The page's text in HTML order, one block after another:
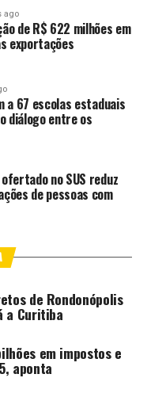
(Bope), Rondas
Trânsito Urbano e
Montado
reforçarão os
de Força
Ostensivas (Raio).
com o desfile das
Pantanal, e agora
da Baixada Cuiabana,
objetivo é garantir a
em locais com
principalmente,
dos serviços
que já ocorrem”,
Prado.
ago
de R$ 622 milhões em
exportações
a 67 escolas estaduais
diálogo entre os
no SUS reduz
de pessoas com
de Rondonópolis
a Curitiba
em impostos e
aponta